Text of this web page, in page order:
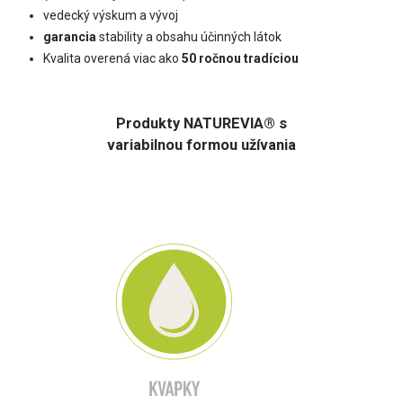
vedecký výskum a vývoj
garancia stability a obsahu účinných látok
Kvalita overená viac ako 50 ročnou tradíciou
Produkty NATUREVIA® s
variabilnou formou užívania